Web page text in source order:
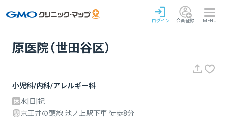
ログイン 会員登録 MENU
原医院（世田谷区）
小児科/内科/アレルギー科
水|日|祝
京王井の頭線 池ノ上駅下車 徒歩8分